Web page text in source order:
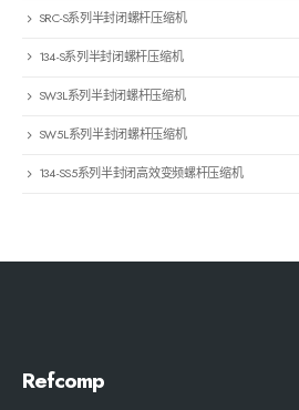
SRC-S系列半封闭螺杆压缩机
134-S系列半封闭螺杆压缩机
SW3L系列半封闭螺杆压缩机
SW5L系列半封闭螺杆压缩机
134-SS5系列半封闭高效变频螺杆压缩机
Refcomp